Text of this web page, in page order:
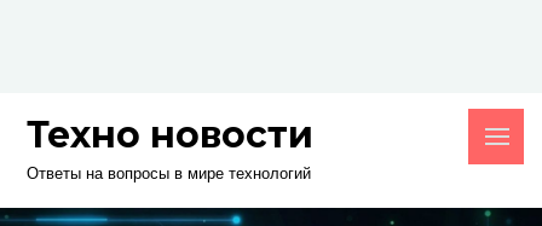
Техно новости
Ответы на вопросы в мире технологий